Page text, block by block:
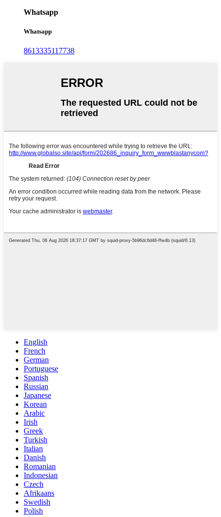
Whatsapp
Whatsapp
8613335117738
English
French
German
Portuguese
Spanish
Russian
Japanese
Korean
Arabic
Irish
Greek
Turkish
Italian
Danish
Romanian
Indonesian
Czech
Afrikaans
Swedish
Polish